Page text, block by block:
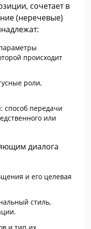
сочетает в
(неречевые)
происходит
роли,
способ передачи
или
диалога
и его целевая
стиль,